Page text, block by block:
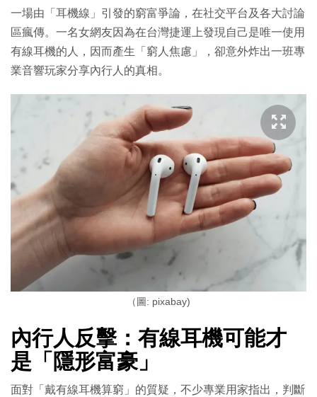
一場由「耳機線」引發的窮富爭論，在社交平台及各大討論
區瘋傳。一名女網友因為在台灣捷運上發現自己是唯一使用
有線耳機的人，因而產生「窮人焦慮」，卻意外炸出一班專
業音響玩家分享內行人的真相。
（圖: pixabay)
內行人反擊：有線耳機可能才
是「隱形富豪」
面對「戴有線耳機算窮」的質疑，不少專業用家指出，判斷